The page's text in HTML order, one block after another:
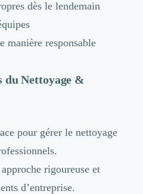
dès le lendemain
manière responsable
duNettoyage &
pour gérer le nettoyage
rigoureuse et
d’entreprise.